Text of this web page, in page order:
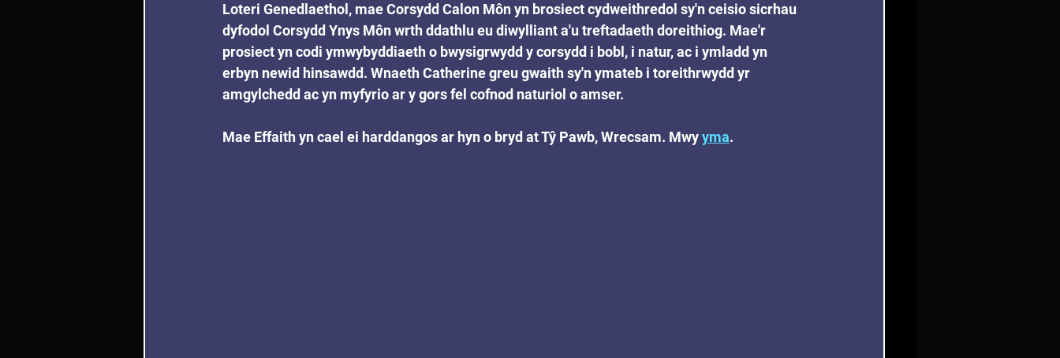
Loteri Genedlaethol, mae Corsydd Calon Môn yn brosiect cydweithredol sy'n ceisio sicrhau
dyfodol Corsydd Ynys Môn wrth ddathlu eu diwylliant a'u treftadaeth doreithiog. Mae'r
prosiect yn codi ymwybyddiaeth o bwysigrwydd y corsydd i bobl, i natur, ac i ymladd yn
erbyn newid hinsawdd. Wnaeth Catherine greu gwaith sy'n ymateb i toreithrwydd yr
amgylchedd ac yn myfyrio ar y gors fel cofnod naturiol o amser.
Mae Effaith yn cael ei harddangos ar hyn o bryd at Tŷ Pawb, Wrecsam. Mwy yma.